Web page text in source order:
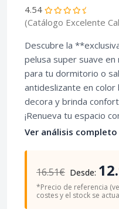
4.54
(Catálogo Excelente
Descubre la
pelusa super suave en
para tu dormitorio o
antideslizante en
decora y brinda
¡Renueva tu espacio
Ver análisis completo
16.51€ Desde:
*Precio de referencia
costes y el stock se